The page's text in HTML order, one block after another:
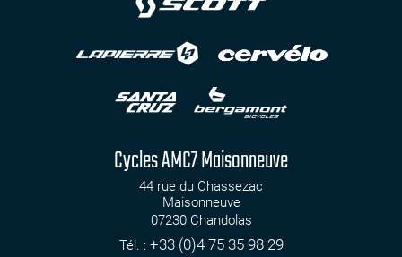
Cycles AMC7 Maisonneuve
44 rue du Chassezac
Maisonneuve
07230 Chandolas
Tél. : +33 (0)4 75 35 98 29